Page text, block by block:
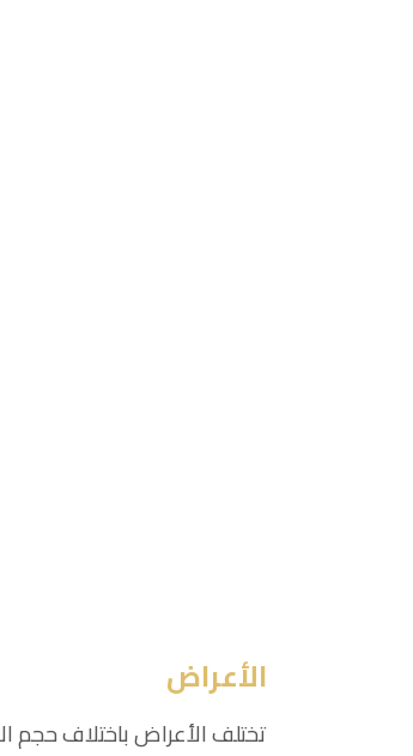
الأعراض
تختلف الأعراض باختلاف حجم